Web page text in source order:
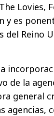
Lovies,
y es
del Reino
de la
general
agencias,